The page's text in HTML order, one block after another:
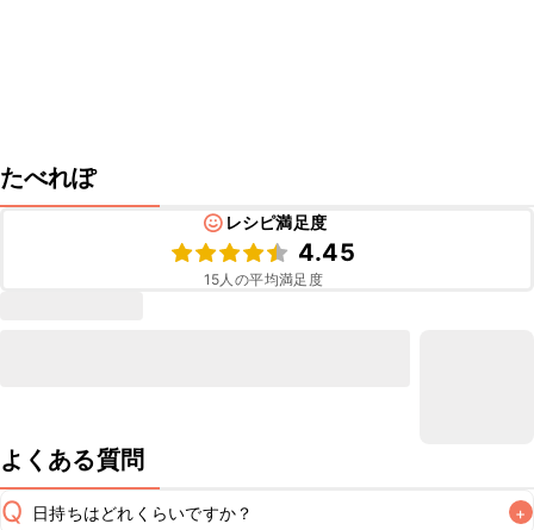
たべれぽ
レシピ満足度
4.45
15人の平均満足度
よくある質問
Q 日持ちはどれくらいですか？ +